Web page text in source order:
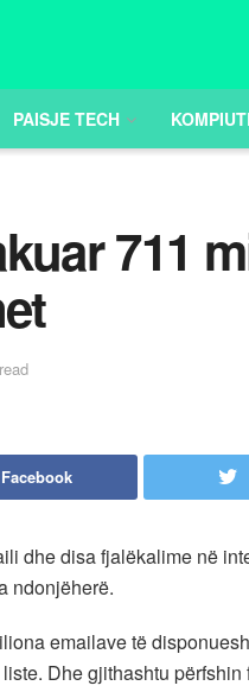
PAISJE TECH
711
dhe disa fjalëkalime në
ndonjëherë.
emailave të
Dhe gjithashtu